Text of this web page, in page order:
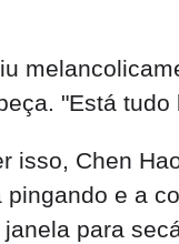
"Está tudo
isso, Chen
pingando e a
para